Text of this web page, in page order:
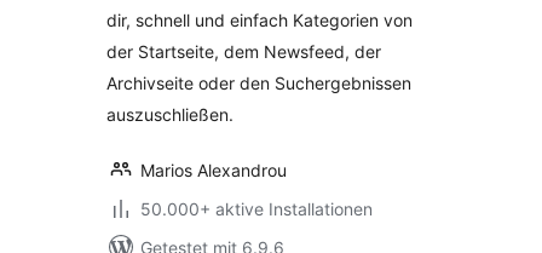
dir, schnell und einfach Kategorien von
der Startseite, dem Newsfeed, der
Archivseite oder den Suchergebnissen
auszuschließen.
Marios Alexandrou
50.000+ aktive Installationen
Getestet mit 6.9.6